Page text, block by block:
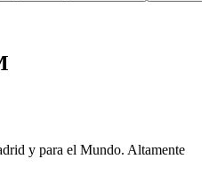
y para el Mundo. Altamente